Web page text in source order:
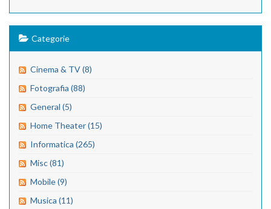
Categorie
Cinema & TV (8)
Fotografia (88)
General (5)
Home Theater (15)
Informatica (265)
Misc (81)
Mobile (9)
Musica (11)